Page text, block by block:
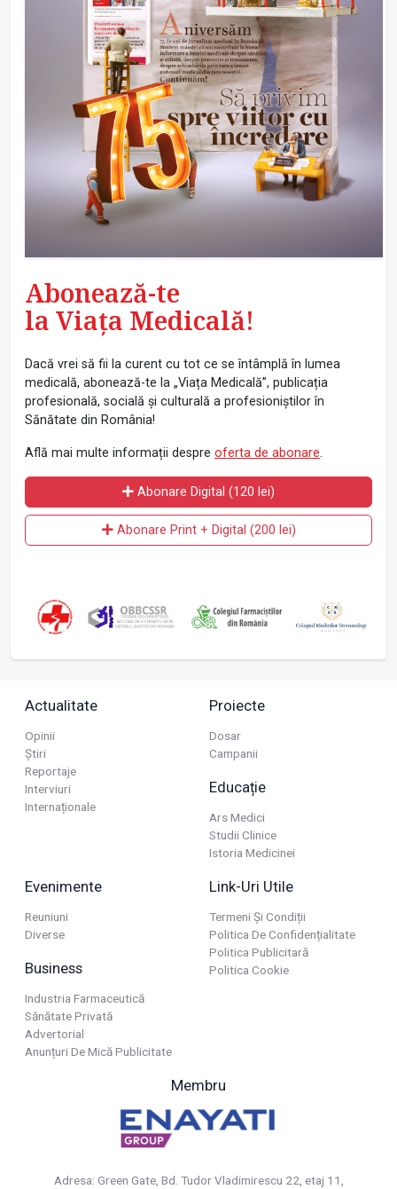
Abonează-te
la Viața Medicală!
Dacă vrei să fii la curent cu tot ce se întâmplă în lumea
medicală, abonează-te la „Viața Medicală”, publicația
profesională, socială și culturală a profesioniștilor în
Sănătate din România!
Află mai multe informații despre oferta de abonare.
Abonare Digital (120 lei)
Abonare Print + Digital (200 lei)
Actualitate
Opinii
Știri
Reportaje
Interviuri
Internaționale
Proiecte
Dosar
Campanii
Educație
Ars Medici
Studii Clinice
Istoria Medicinei
Evenimente
Reuniuni
Diverse
Business
Industria Farmaceutică
Sănătate Privată
Advertorial
Anunțuri De Mică Publicitate
Link-Uri Utile
Termeni Și Condiții
Politica De Confidențialitate
Politica Publicitară
Politica Cookie
Membru
Adresa: Green Gate, Bd. Tudor Vladimirescu 22, etaj 11,